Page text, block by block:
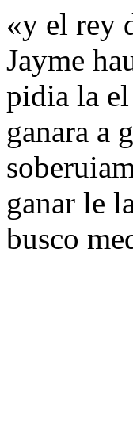
«y el rey
Jayme
pidia la
ganara a
ganar le
busco